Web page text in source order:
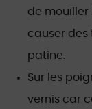
de mouiller
causer des
patine.
Sur les
vernis car